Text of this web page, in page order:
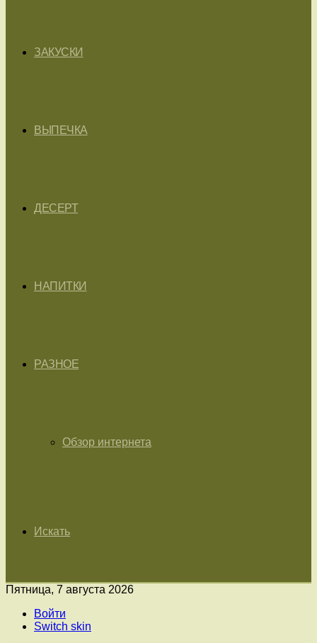
ЗАКУСКИ
ВЫПЕЧКА
ДЕСЕРТ
НАПИТКИ
РАЗНОЕ
Обзор интернета
Искать
Пятница, 7 августа 2026
Войти
Switch skin